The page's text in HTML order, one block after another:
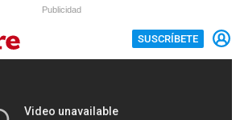
Publicidad
SUSCRÍBETE